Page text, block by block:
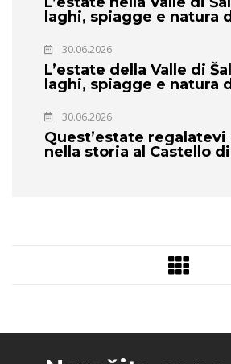
laghi, spiagge e natura
30.06.2026
L’estate della Valle di
laghi, spiagge e natura
30.06.2026
Quest’estate
nella storia al Castello